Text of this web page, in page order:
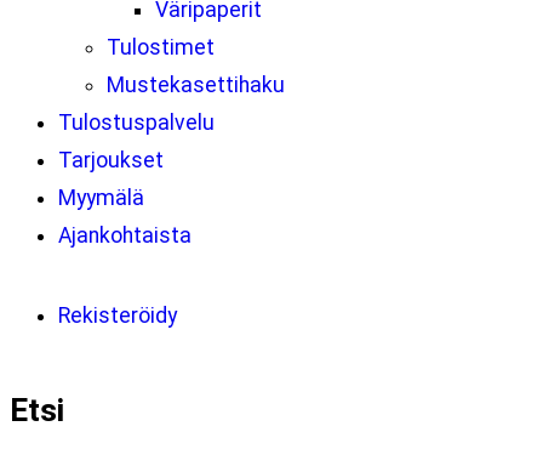
Väripaperit
Tulostimet
Mustekasettihaku
Tulostuspalvelu
Tarjoukset
Myymälä
Ajankohtaista
Rekisteröidy
Etsi